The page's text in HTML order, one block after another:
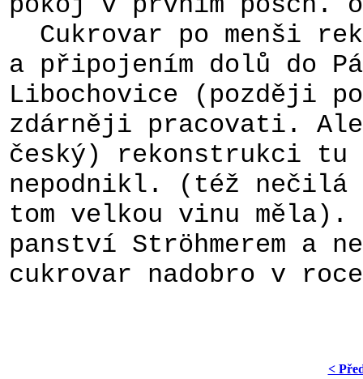
Cukrovar po menši
a připojením dolů do
Libochovice (později
zdárněji pracovati.
český) rekonstrukci
nepodnikl. (též nečilá
tom velkou vinu měla).
panství Ströhmerem a
cukrovar nadobro v
<